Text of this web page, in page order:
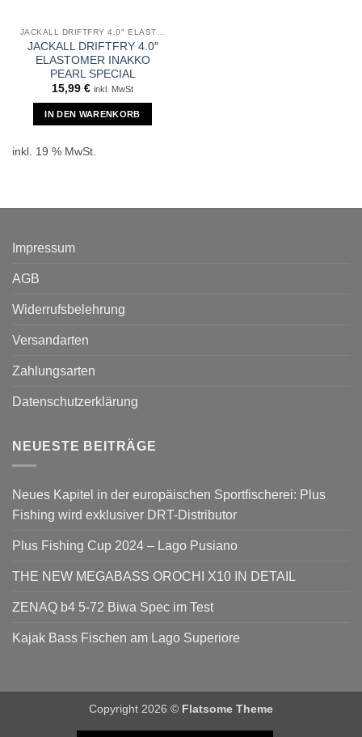
JACKALL DRIFTFRY 4.0″ ELASTOMER
JACKALL DRIFTFRY 4.0″
ELASTOMER INAKKO
PEARL SPECIAL
15,99 € inkl. MwSt
IN DEN WARENKORB
inkl. 19 % MwSt.
Impressum
AGB
Widerrufsbelehrung
Versandarten
Zahlungsarten
Datenschutzerklärung
NEUESTE BEITRÄGE
Neues Kapitel in der europäischen Sportfischerei: Plus
Fishing wird exklusiver DRT-Distributor
Plus Fishing Cup 2024 – Lago Pusiano
THE NEW MEGABASS OROCHI X10 IN DETAIL
ZENAQ b4 5-72 Biwa Spec im Test
Kajak Bass Fischen am Lago Superiore
Copyright 2026 © Flatsome Theme